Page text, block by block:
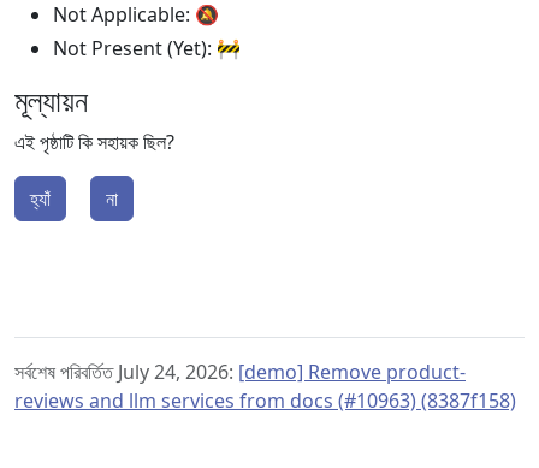
Not Applicable: 🔕
Not Present (Yet): 🚧
মূল্যায়ন
এই পৃষ্ঠাটি কি সহায়ক ছিল?
হ্যাঁ না
সর্বশেষ পরিবর্তিত July 24, 2026: [demo] Remove product-
reviews and llm services from docs (#10963) (8387f158)